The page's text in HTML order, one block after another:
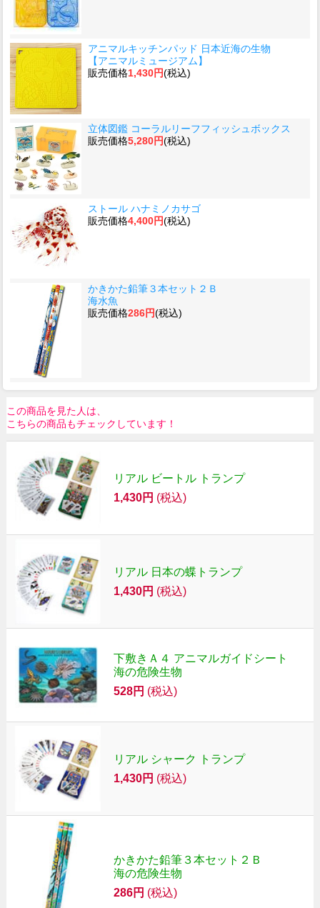
アニマルキッチンパッド 日本近海の生物
【アニマルミュージアム】
販売価格1,430円(税込)
立体図鑑 コーラルリーフフィッシュボックス
販売価格5,280円(税込)
ストール ハナミノカサゴ
販売価格4,400円(税込)
かきかた鉛筆３本セット２Ｂ
海水魚
販売価格286円(税込)
この商品を見た人は、
こちらの商品もチェックしています！
リアル ビートル トランプ
1,430円 (税込)
リアル 日本の蝶トランプ
1,430円 (税込)
下敷きＡ４ アニマルガイドシート
海の危険生物
528円 (税込)
リアル シャーク トランプ
1,430円 (税込)
かきかた鉛筆３本セット２Ｂ
海の危険生物
286円 (税込)